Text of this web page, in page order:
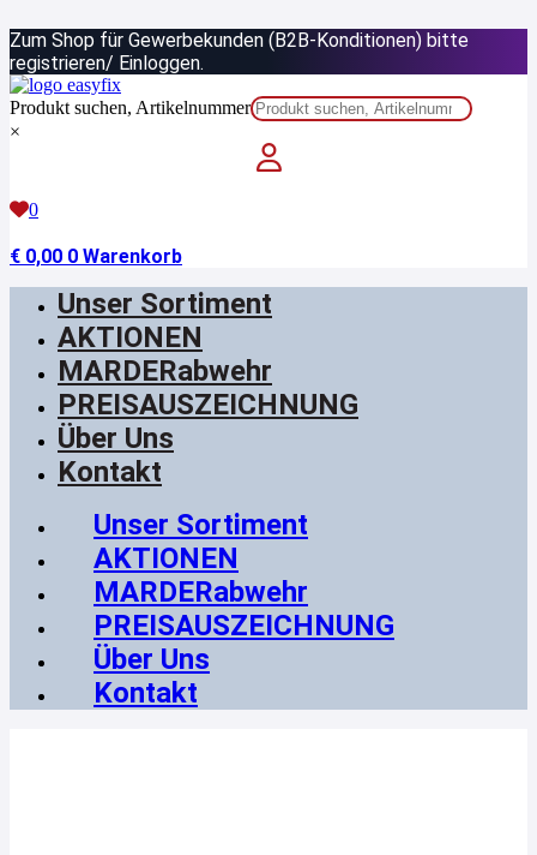
Inhalt
springen
Zum Shop für Gewerbekunden (B2B-Konditionen) bitte
registrieren/ Einloggen.
Produkt suchen, Artikelnummer
×
0
€ 0,00 0 Warenkorb
Unser Sortiment
AKTIONEN
MARDERabwehr
PREISAUSZEICHNUNG
Über Uns
Kontakt
Unser Sortiment
AKTIONEN
MARDERabwehr
PREISAUSZEICHNUNG
Über Uns
Kontakt